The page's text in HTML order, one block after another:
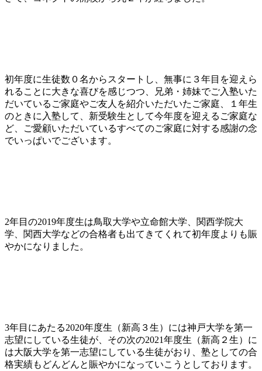
初年度に生徒数０名からスタートし、無事に３年目を迎えら
れることに大きな喜びを感じつつ、兄弟・姉妹でご入塾いた
だいているご家庭やご友人を紹介いただいたご家庭、１年生
のときに入塾して、新受験生として今年度を迎えるご家庭な
ど、ご愛顧いただいているすべてのご家庭に対する感謝の念
でいっぱいでございます。
2年目の2019年度生は鳥取大学や立命館大学、関西学院大
学、関西大学などの合格者も出てきてくれて初年度よりも賑
やかになりました。
3年目にあたる2020年度生（新高３生）には神戸大学を第一
志望にしている生徒が、その次の2021年度生（新高２生）に
は大阪大学を第一志望にしている生徒がおり、塾としての合
格実績もどんどんと賑やかになっていこうとしております。